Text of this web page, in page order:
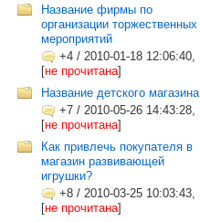
Название фирмы по
организации торжественных
мероприятий
+4 / 2010-01-18 12:06:40,
[не прочитана]
Название детского магазина
+7 / 2010-05-26 14:43:28,
[не прочитана]
Как привлечь покупателя в
магазин развивающей
игрушки?
+8 / 2010-03-25 10:03:43,
[не прочитана]